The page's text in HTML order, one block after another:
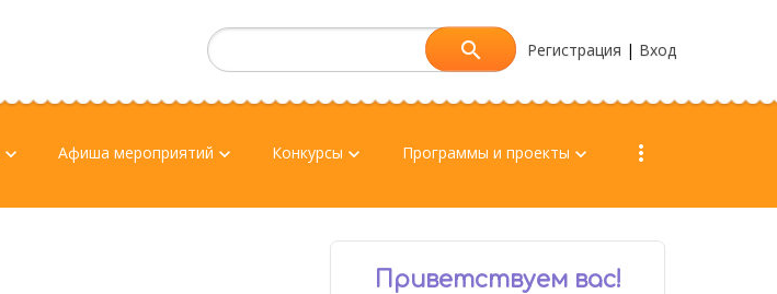
Регистрация | Вход
keyboard_arrow_down Афиша мероприятий keyboard_arrow_down Конкурсы keyboard_arrow_down Программы и проекты keyboard_arrow_down more_vert
Приветствуем вас!